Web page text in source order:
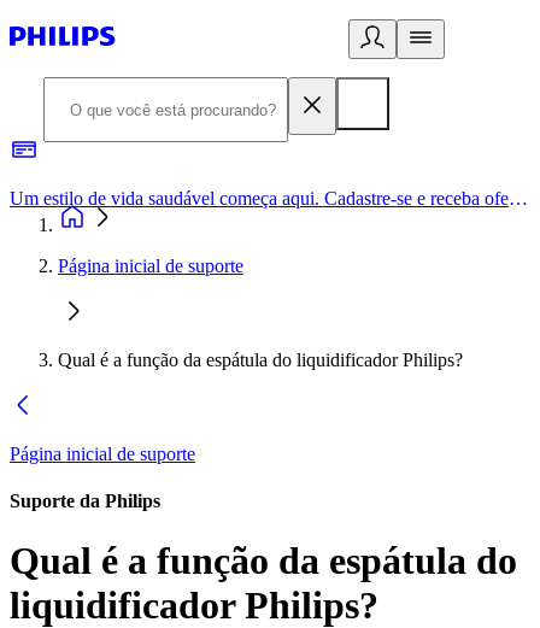
Um estilo de vida saudável começa aqui. Cadastre-se e receba ofertas exclusivas.
Página inicial de suporte
Qual é a função da espátula do liquidificador Philips?
Página inicial de suporte
Suporte da Philips
Qual é a função da espátula do
liquidificador Philips?